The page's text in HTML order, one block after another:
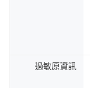
過敏原資訊